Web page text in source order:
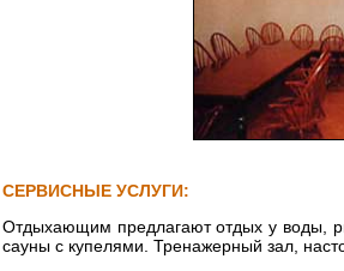
СЕРВИСНЫЕ УСЛУГИ:
Отдыхающим предлагают отдых у воды,
сауны с купелями. Тренажерный зал,